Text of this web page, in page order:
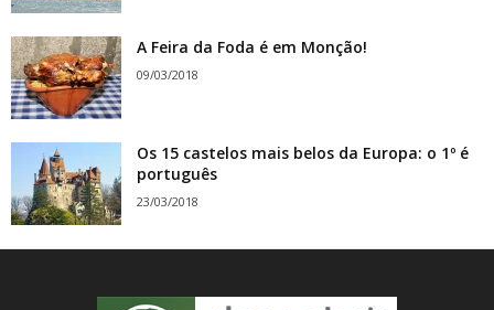
A Feira da Foda é em Monção!
09/03/2018
Os 15 castelos mais belos da Europa: o 1º é
português
23/03/2018